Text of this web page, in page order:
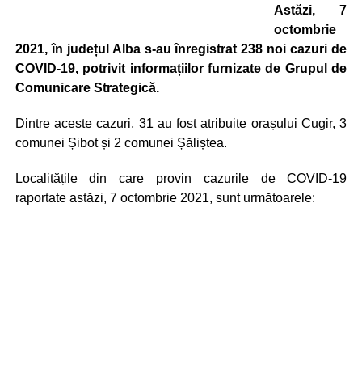
Astăzi, 7
octombrie
2021, în județul Alba s-au înregistrat 238 noi cazuri de
COVID-19, potrivit informațiilor furnizate de Grupul de
Comunicare Strategică.
Dintre aceste cazuri, 31 au fost atribuite orașului Cugir, 3
comunei Șibot și 2 comunei Șăliștea.
Localitățile din care provin cazurile de COVID-19
raportate astăzi, 7 octombrie 2021, sunt următoarele: